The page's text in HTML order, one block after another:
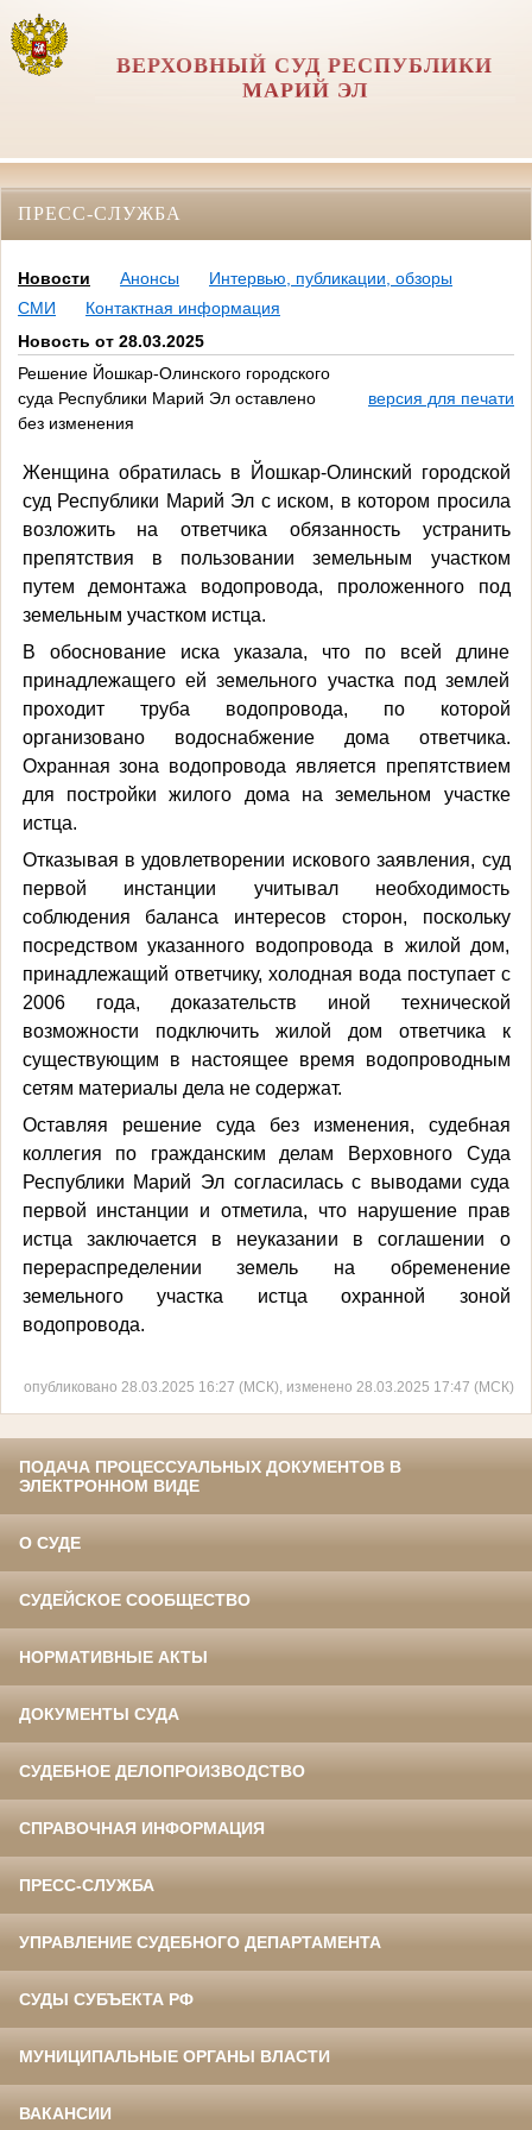
ВЕРХОВНЫЙ СУД РЕСПУБЛИКИ
МАРИЙ ЭЛ
ПРЕСС-СЛУЖБА
Новости Анонсы
Интервью, публикации, обзоры
СМИ
Контактная информация
Новость от 28.03.2025
Решение Йошкар-Олинского городского
суда Республики Марий Эл оставлено
без изменения
версия для печати
Женщина обратилась в Йошкар-Олинский городской
суд Республики Марий Эл с иском, в котором просила
возложить на ответчика обязанность устранить
препятствия в пользовании земельным участком
путем демонтажа водопровода, проложенного под
земельным участком истца.
В обоснование иска указала, что по всей длине
принадлежащего ей земельного участка под землей
проходит труба водопровода, по которой
организовано водоснабжение дома ответчика.
Охранная зона водопровода является препятствием
для постройки жилого дома на земельном участке
истца.
Отказывая в удовлетворении искового заявления, суд
первой инстанции учитывал необходимость
соблюдения баланса интересов сторон, поскольку
посредством указанного водопровода в жилой дом,
принадлежащий ответчику, холодная вода поступает с
2006 года, доказательств иной технической
возможности подключить жилой дом ответчика к
существующим в настоящее время водопроводным
сетям материалы дела не содержат.
Оставляя решение суда без изменения, судебная
коллегия по гражданским делам Верховного Суда
Республики Марий Эл согласилась с выводами суда
первой инстанции и отметила, что нарушение прав
истца заключается в неуказании в соглашении о
перераспределении земель на обременение
земельного участка истца охранной зоной
водопровода.
опубликовано 28.03.2025 16:27 (МСК), изменено 28.03.2025 17:47 (МСК)
ПОДАЧА ПРОЦЕССУАЛЬНЫХ ДОКУМЕНТОВ В
ЭЛЕКТРОННОМ ВИДЕ
О СУДЕ
СУДЕЙСКОЕ СООБЩЕСТВО
НОРМАТИВНЫЕ АКТЫ
ДОКУМЕНТЫ СУДА
СУДЕБНОЕ ДЕЛОПРОИЗВОДСТВО
СПРАВОЧНАЯ ИНФОРМАЦИЯ
ПРЕСС-СЛУЖБА
УПРАВЛЕНИЕ СУДЕБНОГО ДЕПАРТАМЕНТА
СУДЫ СУБЪЕКТА РФ
МУНИЦИПАЛЬНЫЕ ОРГАНЫ ВЛАСТИ
ВАКАНСИИ